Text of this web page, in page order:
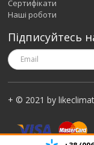
Сертифікати
Наші роботи
Підписуйтесь
+ © 2021 by